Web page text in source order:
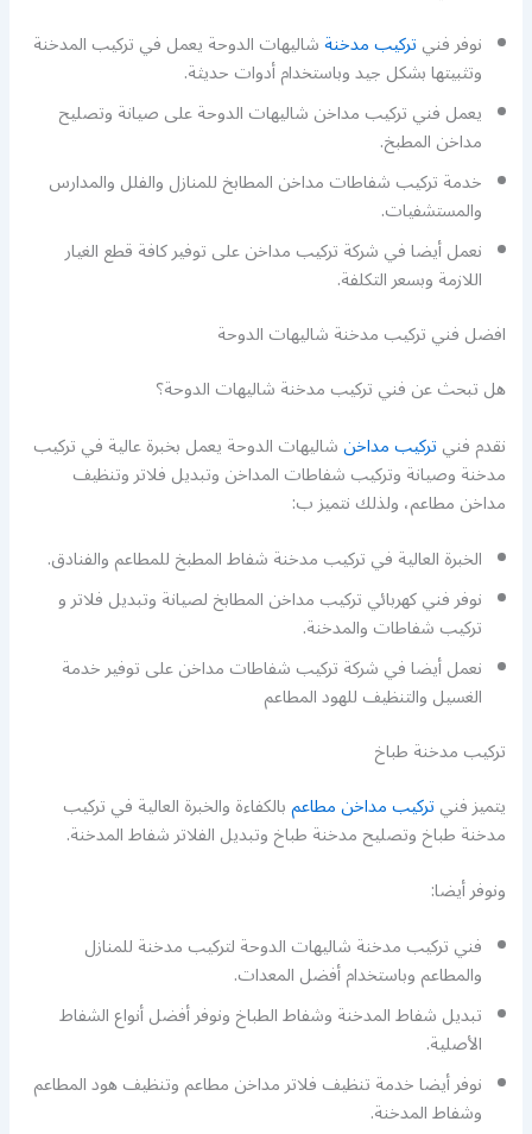
نوفر فنيتركيب مدخنةشاليهات الدوحة يعمل في تركيب المدخنة
وتثبيتها بشكل جيد وباستخدام أدوات حديثة.
يعمل فني تركيب مداخن شاليهات الدوحة على صيانة وتصليح
مداخن المطبخ.
خدمة تركيب شفاطات مداخن المطابخ للمنازل والفلل والمدارس
والمستشفيات.
نعمل أيضا في شركة تركيب مداخن على توفير كافة قطع الغيار
اللازمة وبسعر التكلفة.
افضل فني تركيب مدخنة شاليهات الدوحة
هل تبحث عن فني تركيب مدخنة شاليهات الدوحة؟
نقدم فنيتركيب مداخنشاليهات الدوحة يعمل بخبرة عالية في تركيب
مدخنة وصيانة وتركيب شفاطات المداخن وتبديل فلاتر وتنظيف
مداخن مطاعم، ولذلك نتميز ب:
الخبرة العالية في تركيب مدخنة شفاط المطبخ للمطاعم والفنادق.
نوفر فني كهربائي تركيب مداخن المطابخ لصيانة وتبديل فلاتر و
تركيب شفاطات والمدخنة.
نعمل أيضا في شركة تركيب شفاطات مداخن على توفير خدمة
الغسيل والتنظيف للهود المطاعم
تركيب مدخنة طباخ
يتميز فنيتركيب مداخن مطاعمبالكفاءة والخبرة العالية في تركيب
مدخنة طباخ وتصليح مدخنة طباخ وتبديل الفلاتر شفاط المدخنة.
ونوفر أيضا:
فني تركيب مدخنة شاليهات الدوحة لتركيب مدخنة للمنازل
والمطاعم وباستخدام أفضل المعدات.
تبديل شفاط المدخنة وشفاط الطباخ ونوفر أفضل أنواع الشفاط
الأصلية.
نوفر أيضا خدمة تنظيف فلاتر مداخن مطاعم وتنظيف هود المطاعم
وشفاط المدخنة.